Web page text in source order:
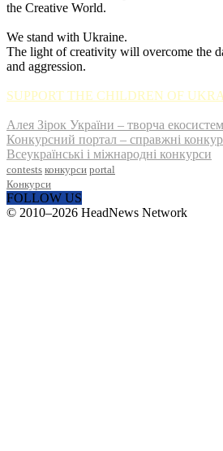
the Creative World.
We stand with Ukraine.
The light of creativity will overcome the
and aggression.
SUPPORT THE CHILDREN OF
Алея Зірок України – творча
Конкурсний портал – справжні
Всеукраїнські і міжнародні конкурси
contests конкурси portal
Конкурси
FOLLOW US
© 2010–2026 HeadNews Network